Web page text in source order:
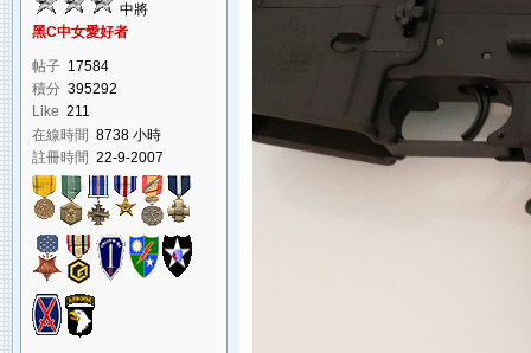
中將
黑C中女愛好者
帖子 17584
積分 395292
Like 211
在線時間 8738 小時
註冊時間 22-9-2007